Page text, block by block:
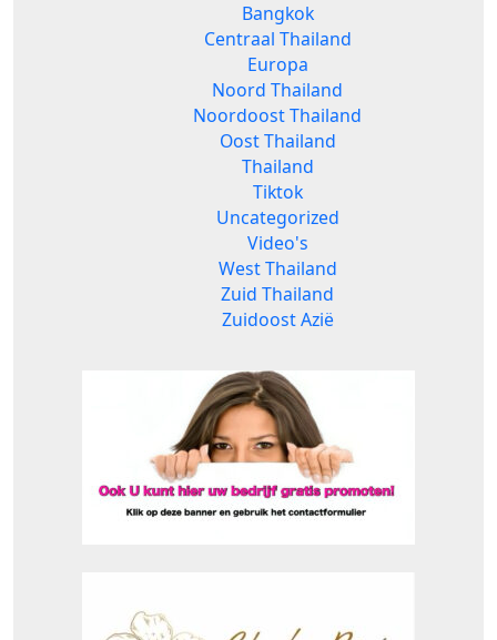
Bangkok
Centraal Thailand
Europa
Noord Thailand
Noordoost Thailand
Oost Thailand
Thailand
Tiktok
Uncategorized
Video's
West Thailand
Zuid Thailand
Zuidoost Azië